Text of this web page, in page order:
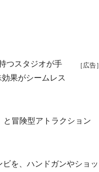
［広告］
つスタジオが手
果がシームレス
冒険型アトラクション
を、ハンドガンやショッ